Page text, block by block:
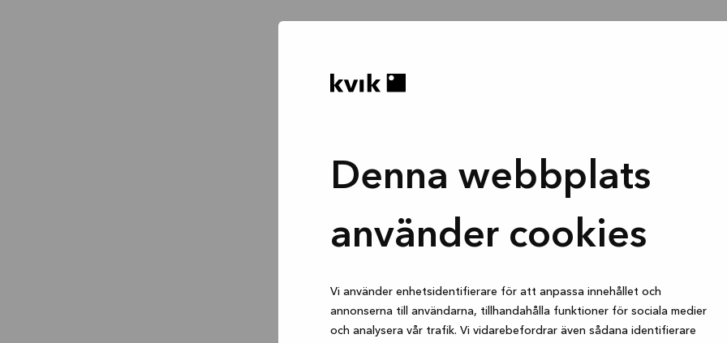
Denna webbplats
använder cookies
Vi använder enhetsidentifierare för att anpassa innehållet och
annonserna till användarna, tillhandahålla funktioner för sociala medier
och analysera vår trafik. Vi vidarebefordrar även sådana identifierare